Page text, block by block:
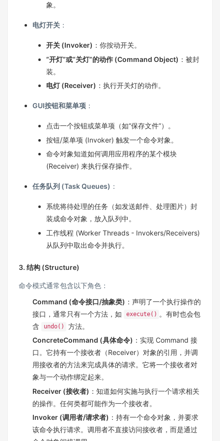
象。
电灯开关 ：
开关 (Invoker) ：你按动开关。
“开灯”或“关灯”的动作 (Command Object) ：被封
装。
电灯 (Receiver) ：执行开关灯的动作。
GUI按钮和菜单项 ：
点击一个按钮或菜单项（如“保存文件”）。
按钮/菜单项 (Invoker) 触发一个命令对象。
命令对象知道如何调用应用程序的某个模块
(Receiver) 来执行保存操作。
任务队列 (Task Queues) ：
系统将待处理的任务（如发送邮件、处理图片）封
装成命令对象，放入队列中。
工作线程 (Worker Threads - Invokers/Receivers)
从队列中取出命令并执行。
3. 结构 (Structure)
命令模式通常包含以下角色：
Command (命令接口/抽象类) ：声明了一个执行操作的
接口，通常只有一个方法，如
execute() 。有时也会包
含
undo()
方法。
ConcreteCommand (具体命令) ：实现 Command 接
口。它持有一个接收者（Receiver）对象的引用，并调
用接收者的方法来完成具体的请求。它将一个接收者对
象与一个动作绑定起来。
Receiver (接收者) ：知道如何实施与执行一个请求相关
的操作。任何类都可能作为一个接收者。
Invoker (调用者/请求者) ：持有一个命令对象，并要求
该命令执行请求。调用者不直接访问接收者，而是通过